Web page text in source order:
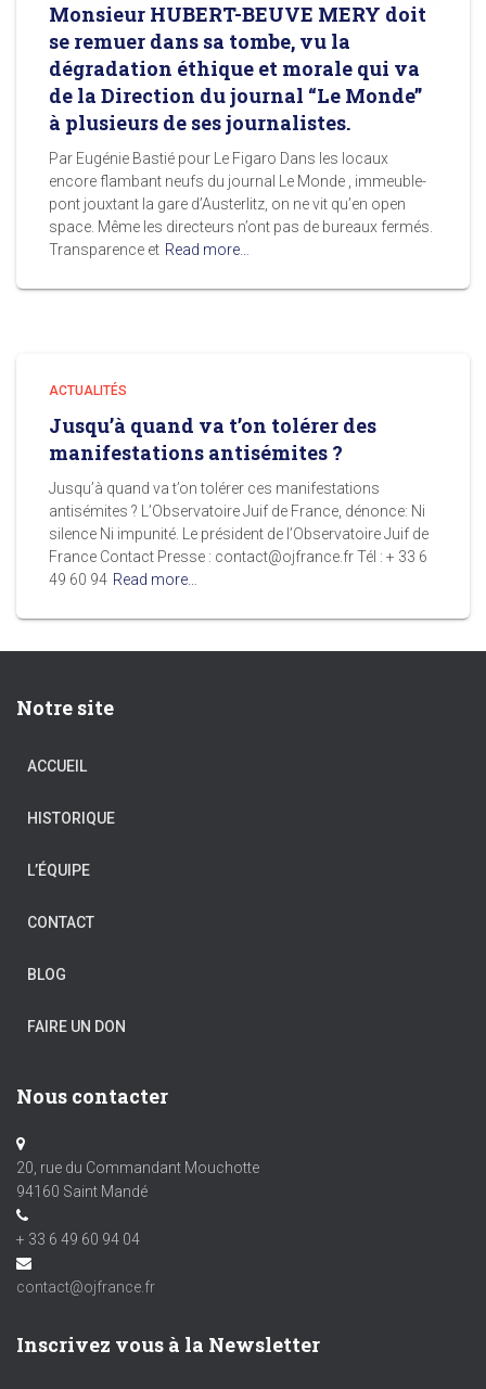
Monsieur HUBERT-BEUVE MERY doit
se remuer dans sa tombe, vu la
dégradation éthique et morale qui va
de la Direction du journal “Le Monde”
à plusieurs de ses journalistes.
Par Eugénie Bastié pour Le Figaro Dans les locaux
encore flambant neufs du journal Le Monde , immeuble-
pont jouxtant la gare d’Austerlitz, on ne vit qu’en open
space. Même les directeurs n’ont pas de bureaux fermés.
Transparence et Read more…
ACTUALITÉS
Jusqu’à quand va t’on tolérer des
manifestations antisémites ?
Jusqu’à quand va t’on tolérer ces manifestations
antisémites ? L’Observatoire Juif de France, dénonce: Ni
silence Ni impunité. Le président de l’Observatoire Juif de
France Contact Presse : contact@ojfrance.fr Tél : + 33 6
49 60 94 Read more…
Notre site
ACCUEIL
HISTORIQUE
L’ÉQUIPE
CONTACT
BLOG
FAIRE UN DON
Nous contacter
20, rue du Commandant Mouchotte
94160 Saint Mandé
+ 33 6 49 60 94 04
contact@ojfrance.fr
Inscrivez vous à la Newsletter